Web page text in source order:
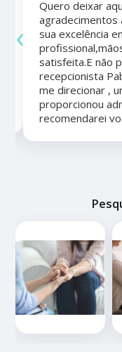
Quero deixar
agradecimentos
sua excelência
satisfeita.E não
recepcionista
me direcionar ,
proporcionou
recomendarei
‹
‹